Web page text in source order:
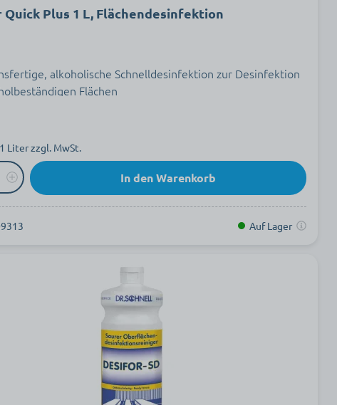
Quick Plus 1 L, Flächendesinfektion
alkoholische Schnelldesinfektion zur Desinfektion
Flächen
Liter zzgl. MwSt.
In den Warenkorb
Auf Lager